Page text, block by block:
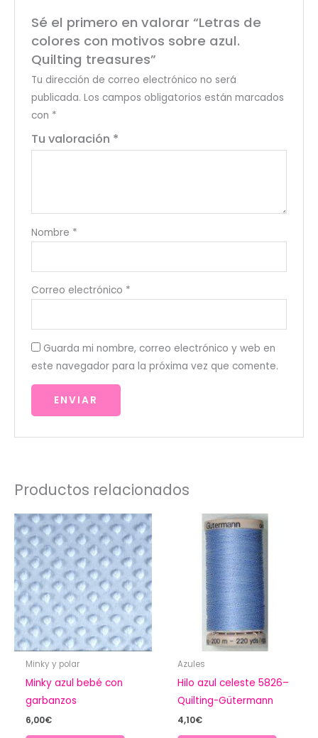
Sé el primero en valorar “Letras de
colores con motivos sobre azul.
Quilting treasures”
Tu dirección de correo electrónico no será
publicada. Los campos obligatorios están marcados
con *
Tu valoración *
Nombre *
Correo electrónico *
Guarda mi nombre, correo electrónico y web en
este navegador para la próxima vez que comente.
Productos relacionados
Minky y polar
Minky azul bebé con
garbanzos
6,00€
Azules
Hilo azul celeste 5826–
Quilting-Gütermann
4,10€